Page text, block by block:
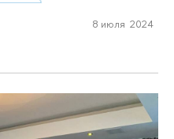
8 июля 2024